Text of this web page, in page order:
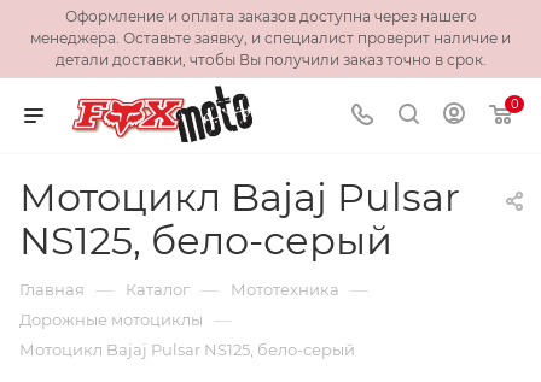
Оформление и оплата заказов доступна через нашего
менеджера. Оставьте заявку, и специалист проверит наличие и
детали доставки, чтобы Вы получили заказ точно в срок.
0
Мотоцикл Bajaj Pulsar
NS125, бело-серый
Главная — Каталог — Мототехника —
Дорожные мотоциклы —
Мотоцикл Bajaj Pulsar NS125, бело-серый